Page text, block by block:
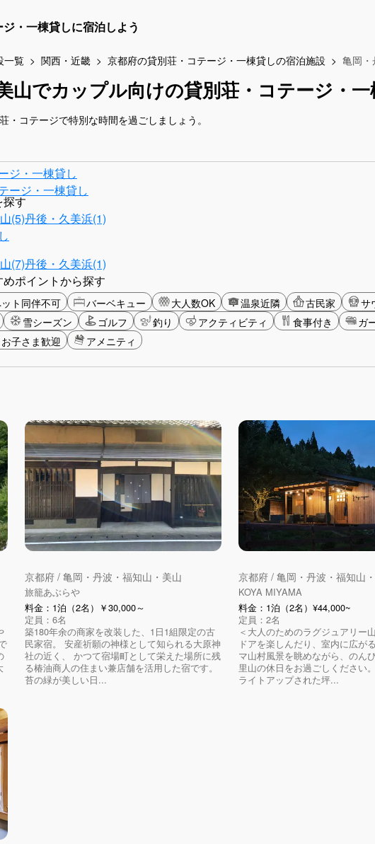
・一棟貸しに宿泊しよう
一覧 関西・近畿 京都府の貸別荘・コテージ・一棟貸しの宿泊施設 亀岡・
山でカップル向けの貸別荘・コテージ・
コテージで特別な時間を過ごしましょう。
ジ・一棟貸し
ージ・一棟貸し
探す
(5)丹後・久美浜(1)
(7)丹後・久美浜(1)
ポイントから探す
ト同伴不可 バーベキュー 大人数OK 温泉近隣 古民家 サ
雪シーズン ゴルフ 釣り アクティビティ 食事付き ガ
お子さま歓迎 アメニティ
京都府 / 亀岡・丹波・福知山・美山
旅籠あぶらや
料金：1泊（2名）￥30,000～
定員：6名
築180年余の商家を改装した、1日1組限定の古
民家宿。 安産祈願の神様として知られる大原神
社の近く、 かつて宿場町として栄えた場所に残
る椿油商人の住まい兼店舗を活用した宿です。
苔の緑が美しい日...
京都府 / 亀岡・丹波・福知山
KOYA MIYAMA
料金：1泊（2名）¥44,000~
定員：2名
＜大人のためのラグジュアリー
ドアを楽しんだり、室内に広が
マ山村風景を眺めながら、のん
里山の休日をお過ごしください
ライトアップされた坪...